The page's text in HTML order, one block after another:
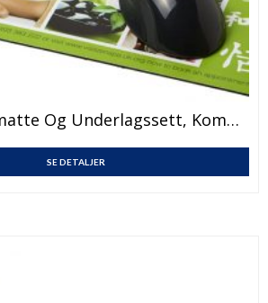
Q-Mat® Musematte Og Underlagssett, Kombinasjon 2
SE DETALJER